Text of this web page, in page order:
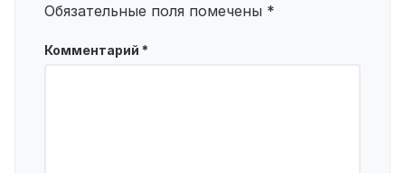
Обязательные поля помечены *
Комментарий *